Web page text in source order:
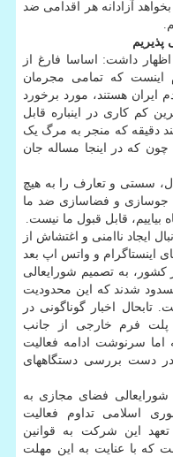
آزادانه هر اقدامی ضد
داشت: اساسا فارغ از
اینست که تمامی مجرمان
هستند، مورد برخورد
کم کاری در اینباره قابل
دقیقه که منجر به مرگ یک
که در اینجا مساله جان
سستی و تعارف را به هیچ
با جوسازی و فضاسازی ضد ما
بیاییم، قابل قبول ما نیست.
ایجاد ناامنی و اغتشاش از
اینستاگرام و واتس اپ بعد
کشور، به تصمیم شورایعالی
شدند که این محدودیت
اخبار گوناگونی در
پلت فرم خارجی از جانب
اما سرنوشت ادامه فعالیت
در دست بررسی دستگاههای
فضای مجازی به
اسلامی تداوم فعالیت
این شرکت به قوانین
که با عنایت به این مهلت